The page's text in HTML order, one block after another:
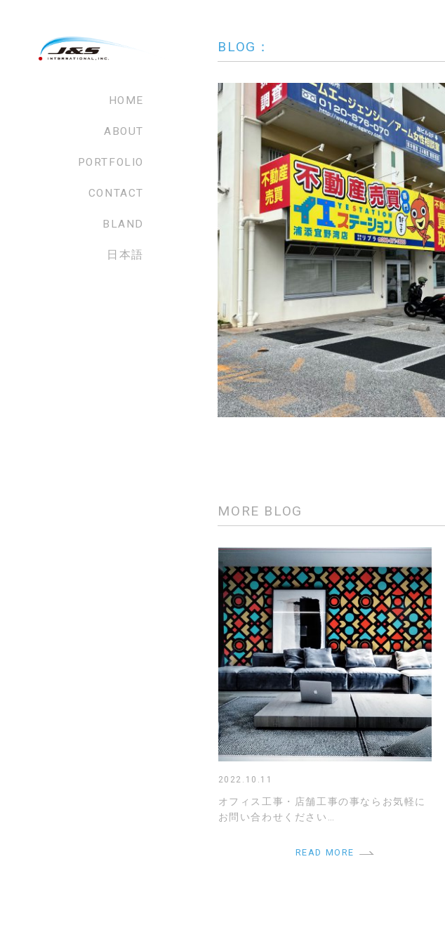
HOME
ABOUT
PORTFOLIO
CONTACT
BLAND
日本語
BLOG：
MORE BLOG
2022.10.11
オフィス工事・店舗工事の事ならお気軽に
お問い合わせください…
READ MORE